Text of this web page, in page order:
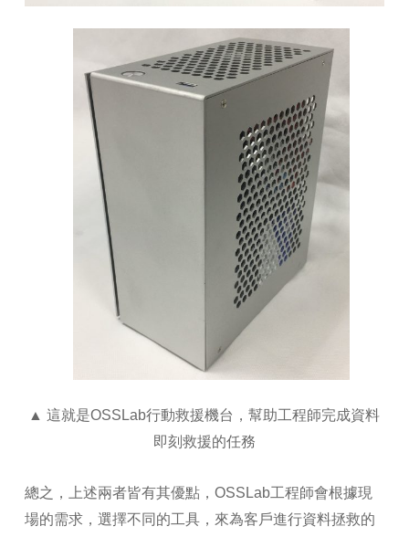
▲ 這就是OSSLab行動救援機台，幫助工程師完成資料
即刻救援的任務
總之，上述兩者皆有其優點，OSSLab工程師會根據現
場的需求，選擇不同的工具，來為客戶進行資料拯救的